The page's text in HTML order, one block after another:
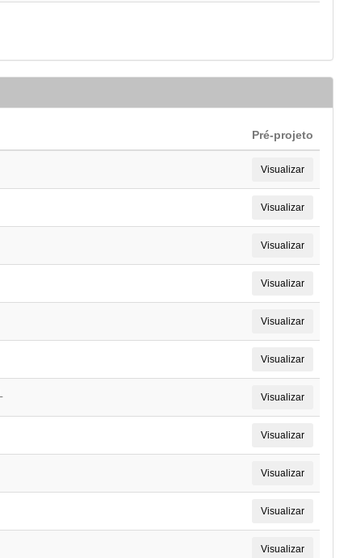
Pré-projeto
Visualizar
Visualizar
Visualizar
Visualizar
Visualizar
Visualizar
Visualizar
Visualizar
Visualizar
Visualizar
Visualizar